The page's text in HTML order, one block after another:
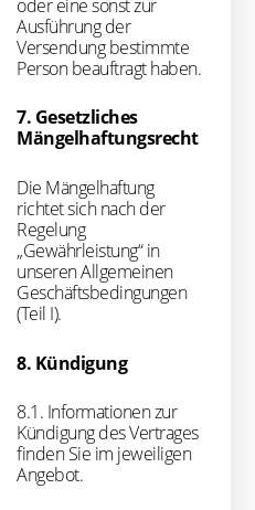
oder eine sonst zur
Ausführung der
Versendung bestimmte
Person beauftragt haben.
7. Gesetzliches
Mängelhaftungsrecht
Die Mängelhaftung
richtet sich nach der
Regelung
„Gewährleistung“ in
unseren Allgemeinen
Geschäftsbedingungen
(Teil I).
8. Kündigung
8.1. Informationen zur
Kündigung des Vertrages
finden Sie im jeweiligen
Angebot.